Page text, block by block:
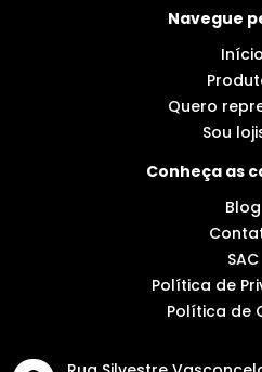
Navegue
Início
Quero
Sou
Conheça as
Blog
SAC
Política de
Política de